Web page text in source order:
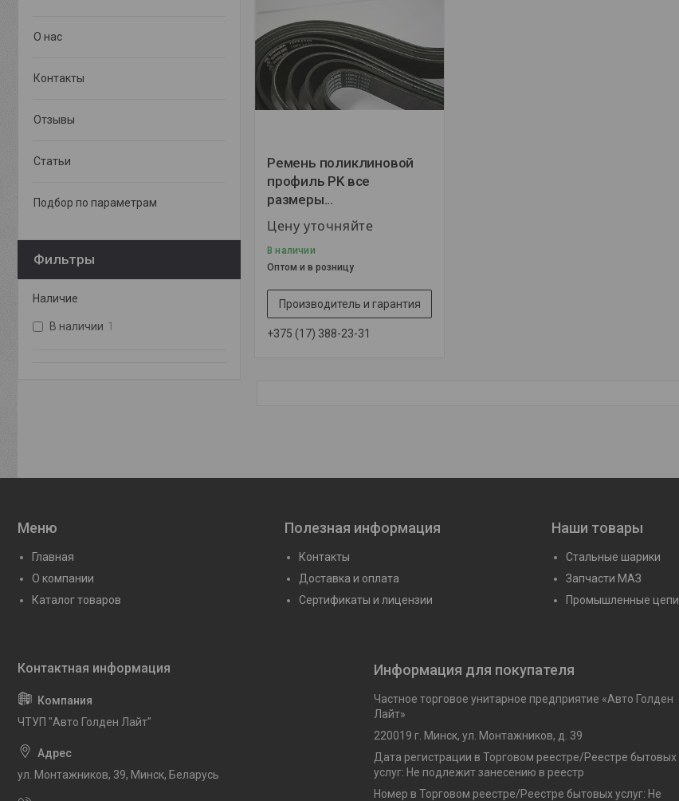
Ремень поликлиновой
профиль PK все
размеры...
Цену уточняйте
В наличии
Оптом и в розницу
Производитель и гарантия
+375 (17) 388-23-31
О нас
Контакты
Отзывы
Статьи
Подбор по параметрам
Фильтры
Наличие
В наличии 1
Меню
Главная
О компании
Каталог товаров
Полезная информация
Контакты
Доставка и оплата
Сертификаты и лицензии
Наши товары
Стальные шарики
Запчасти МАЗ
Промышленные цепи
ЧТУП "Авто Голден Лайт"
ул. Монтажников, 39, Минск, Беларусь
Информация для покупателя
Частное торговое унитарное предприятие «Авто Голден
Лайт»
220019 г. Минск, ул. Монтажников, д. 39
Дата регистрации в Торговом реестре/Реестре бытовых
услуг: Не подлежит занесению в реестр
Номер в Торговом реестре/Реестре бытовых услуг: Не